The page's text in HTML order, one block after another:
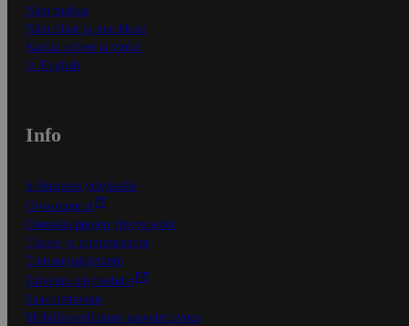
Näin maksat
Näin tilaat ja muokkaat
Kaikki ohjeet ja vinkit
In English
Info
S-Business yrityksille
Oiva-raportit
Osuuskauppojen yhteystiedot
Tilaus- ja toimitusehdot
Tietosuojakäytäntö
Palvelun käyttöehdot
Saavutettavuus
Mobiilisovelluksen saavutettavuus